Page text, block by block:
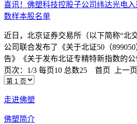
喜讯！佛塑科技控股子公司纬达光电
数样本股名单
近日，北京证券交易所（以下简称“北
公司联合发布了《关于北证50（
告》《关于发布北证专精特新指数的
页次：1/3 每页10 总数25 首页 上一页
走进佛塑
佛塑简介